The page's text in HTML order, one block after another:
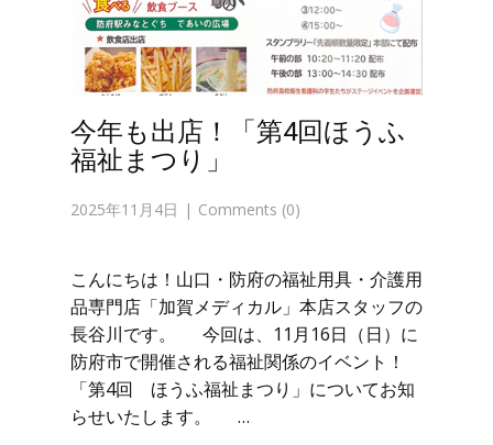
今年も出店！「第4回ほうふ
福祉まつり」
2025年11月4日 Comments (0)
こんにちは！山口・防府の福祉用具・介護用
品専門店「加賀メディカル」本店スタッフの
長谷川です。 今回は、11月16日（日）に
防府市で開催される福祉関係のイベント！
「第4回 ほうふ福祉まつり」についてお知
らせいたします。 …